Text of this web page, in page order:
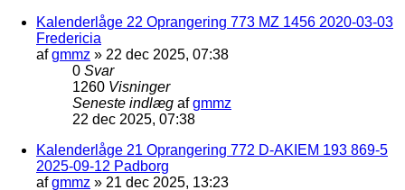
Kalenderlåge 22 Oprangering 773 MZ 1456 2020-03-03
Fredericia
afgmmz » 22 dec 2025, 07:38
0 Svar
1260 Visninger
Seneste indlæg afgmmz
22 dec 2025, 07:38
Kalenderlåge 21 Oprangering 772 D-AKIEM 193 869-5
2025-09-12 Padborg
afgmmz » 21 dec 2025, 13:23